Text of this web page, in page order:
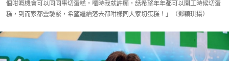
個咁嘅機會可以同同事切蛋糕，嗰時我就許願，話希望年年都可以開工時候切蛋
糕，到而家都靈驗緊，希望繼續落去都咁樣同大家切蛋糕！」（鄧穎琪攝）